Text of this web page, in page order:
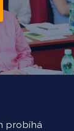
probíhá